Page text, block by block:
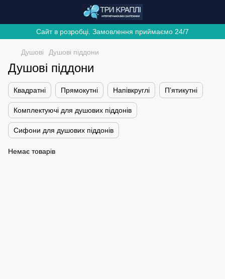
Сайт в розробці. Замовлення приймаємо 24/7
Душові Душові піддони
Душові піддони
Квадратні Прямокутні Напівкруглі Пʼятикутні
Комплектуючі для душових піддонів
Сифони для душових піддонів
Немає товарів